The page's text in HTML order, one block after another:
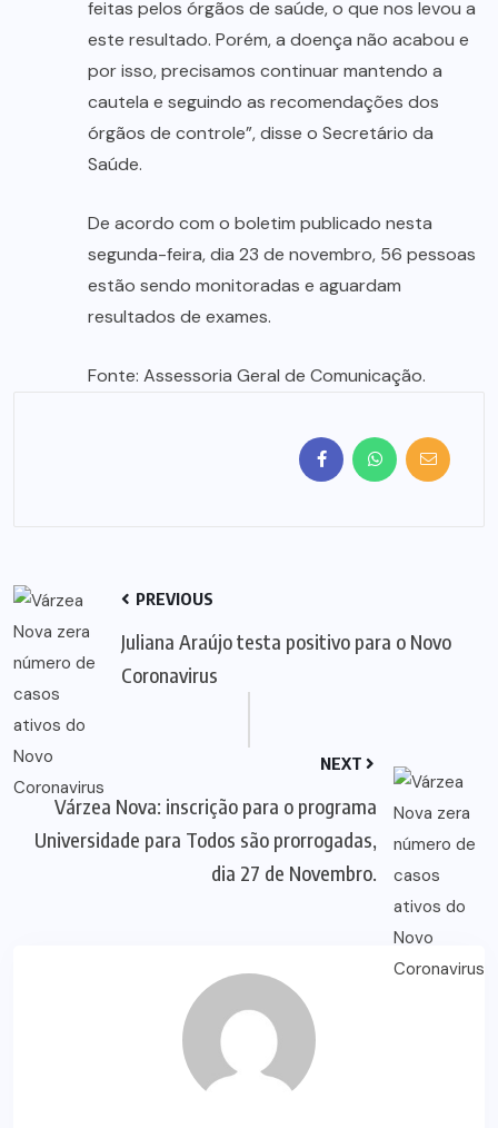
feitas pelos órgãos de saúde, o que nos levou a
este resultado. Porém, a doença não acabou e
por isso, precisamos continuar mantendo a
cautela e seguindo as recomendações dos
órgãos de controle”, disse o Secretário da
Saúde.
De acordo com o boletim publicado nesta
segunda-feira, dia 23 de novembro, 56 pessoas
estão sendo monitoradas e aguardam
resultados de exames.
Fonte: Assessoria Geral de Comunicação.
PREVIOUS
Juliana Araújo testa positivo para o Novo
Coronavirus
NEXT
Várzea Nova: inscrição para o programa
Universidade para Todos são prorrogadas,
dia 27 de Novembro.